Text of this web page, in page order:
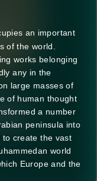
an important
of the world.
works belonging
any in the
large masses of
of human thought
a number
peninsula into
create the vast
world
Europe and the